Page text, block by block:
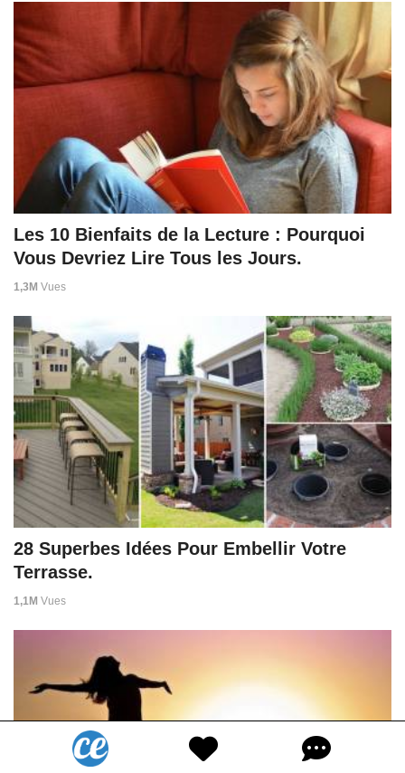
Les 10 Bienfaits de la Lecture : Pourquoi
Vous Devriez Lire Tous les Jours.
1,3M Vues
28 Superbes Idées Pour Embellir Votre
Terrasse.
1,1M Vues